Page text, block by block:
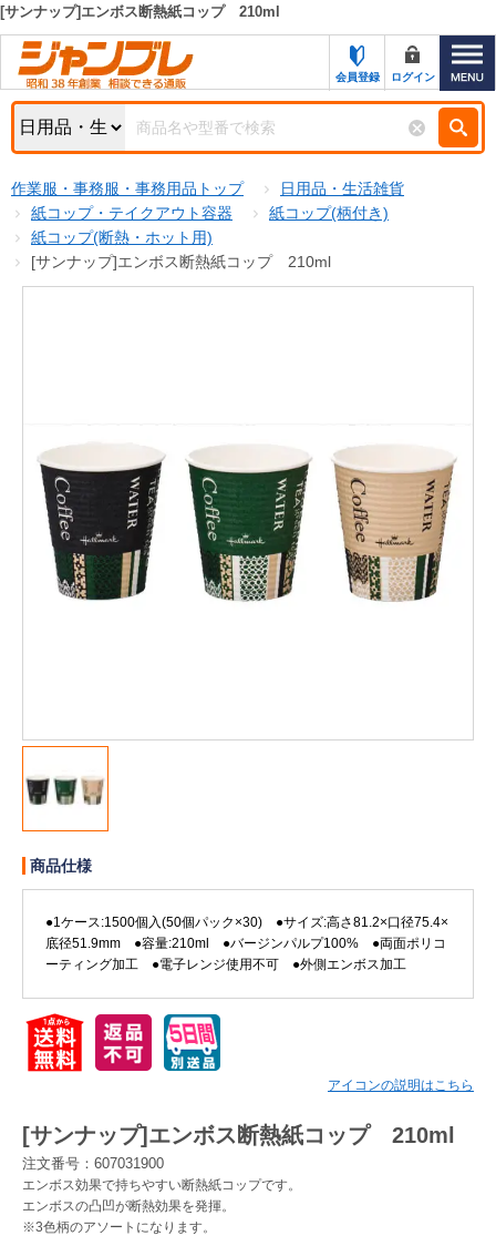
カテゴリー一覧
お知らせ
特集・キャンペーン一覧
初めての方へ
お問い合わせ
サポート＆ヘルプ
新規登録キャンペーン
名入れ刺繍
メーカーカタログ一覧
ログアウト
Myページ
キーワード検索
検索条件
商品カテゴリから選ぶ
オリジナル
処分品
販売終了
販売価格(税抜き)で絞る
[サンナップ]エンボス断熱紙コップ 210ml
会員登録 ログイン
作業服・事務服・事務用品トップ
日用品・生活雑貨
紙コップ・テイクアウト容器
紙コップ(柄付き)
紙コップ(断熱・ホット用)
[サンナップ]エンボス断熱紙コップ 210ml
商品仕様
●1ケース:1500個入(50個パック×30) ●サイズ:高さ81.2×口径75.4×
底径51.9mm ●容量:210ml ●バージンパルプ100% ●両面ポリコ
ーティング加工 ●電子レンジ使用不可 ●外側エンボス加工
アイコンの説明はこちら
[サンナップ]エンボス断熱紙コップ 210ml
注文番号：607031900
エンボス効果で持ちやすい断熱紙コップです。
エンボスの凸凹が断熱効果を発揮。
※3色柄のアソートになります。